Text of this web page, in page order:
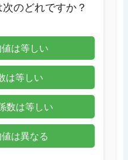
のどれですか？
は等しい
は等しい
数は等しい
は異なる